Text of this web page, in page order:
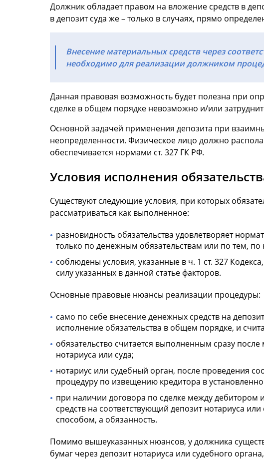
Должник обладает правом на вложение средств в
в депозит суда же – только в случаях, прямо
Внесение материальных средств через
необходимо для реализации должником
Данная правовая возможность будет полезна при
сделке в общем порядке невозможно и/или
Основной задачей применения депозита при
неопределенности. Физическое лицо должно
обеспечивается нормами ст. 327 ГК РФ.
Условия исполнения
Существуют следующие условия, при которых
рассматриваться как выполненное:
разновидность обязательства удовлетворяет
только по денежным обязательствам или по тем,
соблюдены условия, указанные в ч. 1 ст. 327
силу указанных в данной статье факторов.
Основные правовые нюансы реализации процедуры:
само по себе внесение денежных средств на
исполнение обязательства в общем порядке, и
обязательство считается выполненным сразу
нотариуса или суда;
нотариус или судебный орган, после проведения
процедуру по извещению кредитора в
при наличии договора по сделке между
средств на соответствующий депозит нотариуса
способом, а обязанность.
Помимо вышеуказанных нюансов, у должника
бумаг через депозит нотариуса или судебного